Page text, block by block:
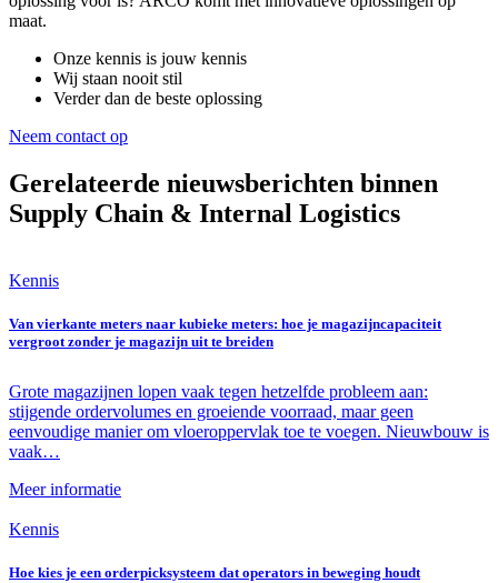
maat.
Onze kennis is jouw kennis
Wij staan nooit stil
Verder dan de beste oplossing
Neem contact op
Gerelateerde nieuwsberichten binnen
Supply Chain & Internal Logistics
Kennis
Van vierkante meters naar kubieke meters: hoe je magazijncapaciteit
vergroot zonder je magazijn uit te breiden
Grote magazijnen lopen vaak tegen hetzelfde probleem aan:
stijgende ordervolumes en groeiende voorraad, maar geen
eenvoudige manier om vloeroppervlak toe te voegen. Nieuwbouw is
vaak…
Meer informatie
Kennis
Hoe kies je een orderpicksysteem dat operators in beweging houdt